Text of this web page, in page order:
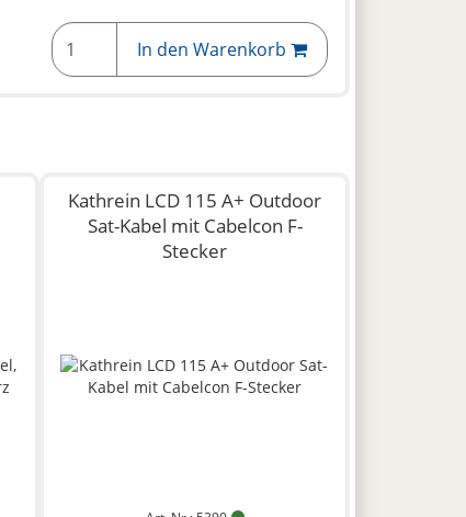
In den Warenkorb
Kathrein LCD 115 A+ Outdoor
Sat-Kabel mit Cabelcon F-
Stecker